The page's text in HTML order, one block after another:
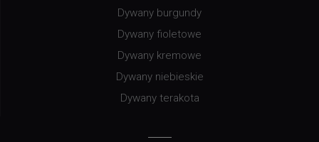
Dywany burgundy
Dywany fioletowe
Dywany kremowe
Dywany niebieskie
Dywany terakota